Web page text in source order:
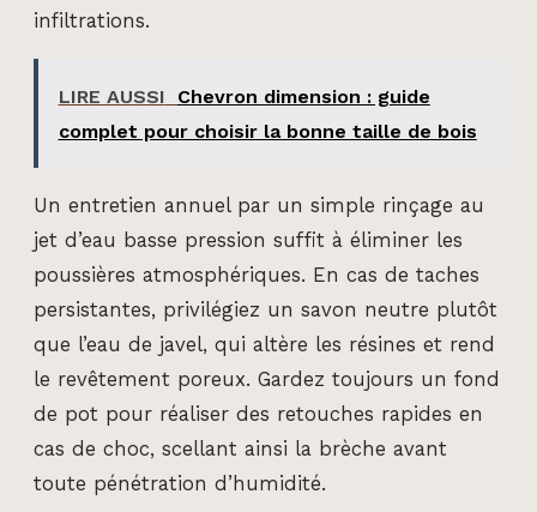
infiltrations.
LIRE AUSSI
Chevron dimension : guide
complet pour choisir la bonne taille de bois
Un entretien annuel par un simple rinçage au
jet d’eau basse pression suffit à éliminer les
poussières atmosphériques. En cas de taches
persistantes, privilégiez un savon neutre plutôt
que l’eau de javel, qui altère les résines et rend
le revêtement poreux. Gardez toujours un fond
de pot pour réaliser des retouches rapides en
cas de choc, scellant ainsi la brèche avant
toute pénétration d’humidité.